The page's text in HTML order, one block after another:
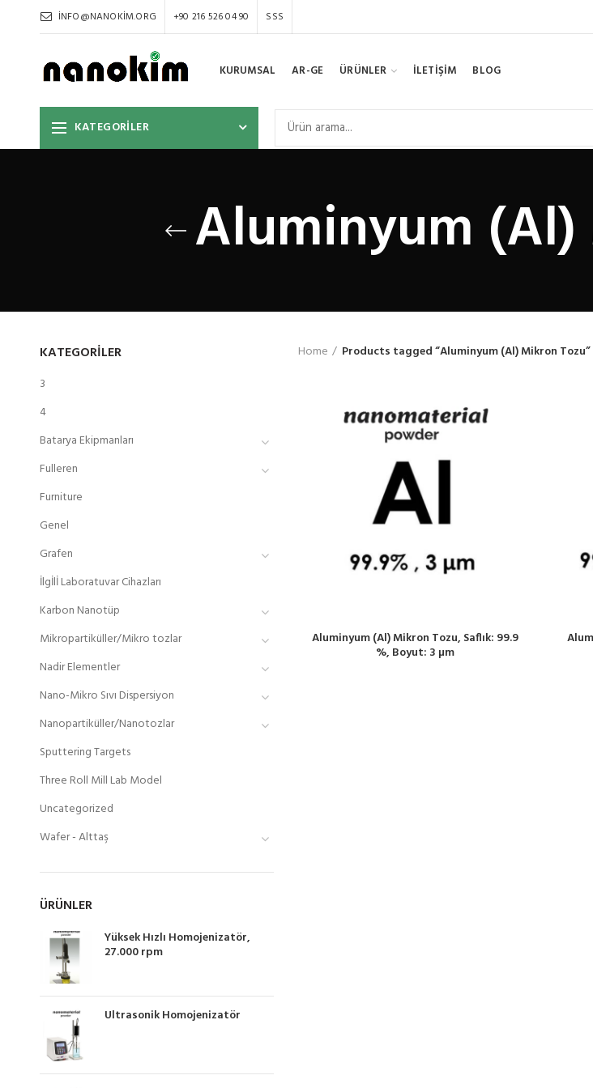
INFO@NANOKIM.ORG +90 216 526 04 90 SSS
KURUMSAL AR-GE ÜRÜNLER İLETİŞİM BLOG
KATEGORİLER
Aluminyum
Home Products tagged “Aluminyum (Al) Mikron Tozu”
Aluminyum (Al) Mikron Tozu, Saflık: 99.9
%, Boyut: 3 µm
KATEGORILER
3
4
Batarya Ekipmanları
Fulleren
Furniture
Genel
Grafen
İlgİlİ Laboratuvar Cihazları
Karbon Nanotüp
Mikropartiküller/Mikro tozlar
Nadir Elementler
Nano-Mikro Sıvı Dispersiyon
Nanopartiküller/Nanotozlar
Sputtering Targets
Three Roll Mill Lab Model
Uncategorized
Wafer - Alttaş
ÜRÜNLER
Yüksek Hızlı Homojenizatör,
27.000 rpm
Ultrasonik Homojenizatör